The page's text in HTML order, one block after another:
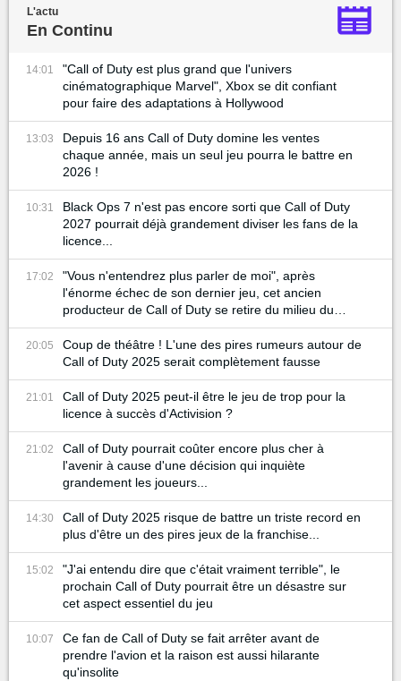
L'actu
En Continu
14:01
"Call of Duty est plus grand que l'univers
cinématographique Marvel", Xbox se dit confiant
pour faire des adaptations à Hollywood
13:03
Depuis 16 ans Call of Duty domine les ventes
chaque année, mais un seul jeu pourra le battre en
2026 !
10:31
Black Ops 7 n'est pas encore sorti que Call of Duty
2027 pourrait déjà grandement diviser les fans de la
licence...
17:02
"Vous n'entendrez plus parler de moi", après
l'énorme échec de son dernier jeu, cet ancien
producteur de Call of Duty se retire du milieu du
gaming
20:05
Coup de théâtre ! L'une des pires rumeurs autour de
Call of Duty 2025 serait complètement fausse
21:01
Call of Duty 2025 peut-il être le jeu de trop pour la
licence à succès d'Activision ?
21:02
Call of Duty pourrait coûter encore plus cher à
l'avenir à cause d'une décision qui inquiète
grandement les joueurs...
14:30
Call of Duty 2025 risque de battre un triste record en
plus d'être un des pires jeux de la franchise...
15:02
"J'ai entendu dire que c'était vraiment terrible", le
prochain Call of Duty pourrait être un désastre sur
cet aspect essentiel du jeu
10:07
Ce fan de Call of Duty se fait arrêter avant de
prendre l'avion et la raison est aussi hilarante
qu'insolite